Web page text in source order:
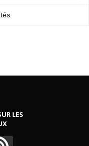
LES